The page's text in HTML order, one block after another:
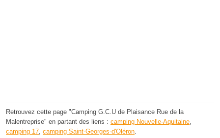
Retrouvez cette page "Camping G.C.U de Plaisance Rue de la
Malentreprise" en partant des liens : camping Nouvelle-Aquitaine
camping 17 camping Saint-Georges-d'Oléron